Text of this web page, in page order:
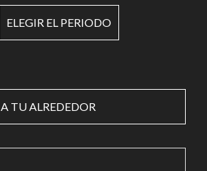
ELEGIR EL PERIODO
A TU ALREDEDOR